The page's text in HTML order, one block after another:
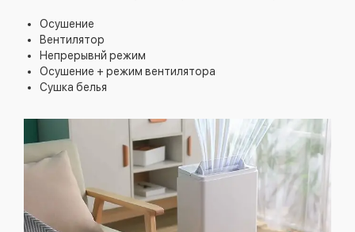
Осушение
Вентилятор
Непрерывнй режим
Осушение + режим вентилятора
Сушка белья